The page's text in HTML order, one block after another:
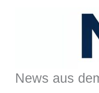
News aus